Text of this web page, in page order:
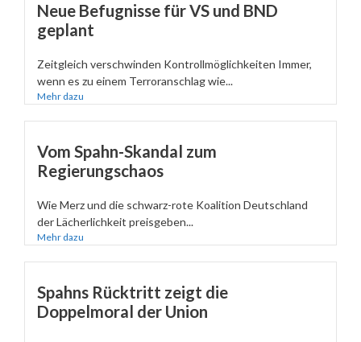
Neue Befugnisse für VS und BND
geplant
Zeitgleich verschwinden Kontrollmöglichkeiten Immer,
wenn es zu einem Terroranschlag wie...
Mehr dazu
Vom Spahn-Skandal zum
Regierungschaos
Wie Merz und die schwarz-rote Koalition Deutschland
der Lächerlichkeit preisgeben...
Mehr dazu
Spahns Rücktritt zeigt die
Doppelmoral der Union